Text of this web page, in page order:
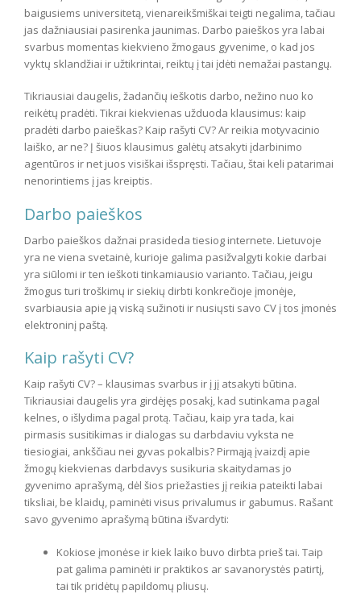
baigusiems universitetą, vienareikšmiškai teigti negalima, tačiau
jas dažniausiai pasirenka jaunimas. Darbo paieškos yra labai
svarbus momentas kiekvieno žmogaus gyvenime, o kad jos
vyktų sklandžiai ir užtikrintai, reiktų į tai įdėti nemažai pastangų.
Tikriausiai daugelis, žadančių ieškotis darbo, nežino nuo ko
reikėtų pradėti. Tikrai kiekvienas užduoda klausimus: kaip
pradėti darbo paieškas? Kaip rašyti CV? Ar reikia motyvacinio
laiško, ar ne? Į šiuos klausimus galėtų atsakyti įdarbinimo
agentūros ir net juos visiškai išspręsti. Tačiau, štai keli patarimai
nenorintiems į jas kreiptis.
Darbo paieškos
Darbo paieškos dažnai prasideda tiesiog internete. Lietuvoje
yra ne viena svetainė, kurioje galima pasižvalgyti kokie darbai
yra siūlomi ir ten ieškoti tinkamiausio varianto. Tačiau, jeigu
žmogus turi troškimų ir siekių dirbti konkrečioje įmonėje,
svarbiausia apie ją viską sužinoti ir nusiųsti savo CV į tos įmonės
elektroninį paštą.
Kaip rašyti CV?
Kaip rašyti CV? – klausimas svarbus ir į jį atsakyti būtina.
Tikriausiai daugelis yra girdėjęs posakį, kad sutinkama pagal
kelnes, o išlydima pagal protą. Tačiau, kaip yra tada, kai
pirmasis susitikimas ir dialogas su darbdaviu vyksta ne
tiesiogiai, ankščiau nei gyvas pokalbis? Pirmąją įvaizdį apie
žmogų kiekvienas darbdavys susikuria skaitydamas jo
gyvenimo aprašymą, dėl šios priežasties jį reikia pateikti labai
tiksliai, be klaidų, paminėti visus privalumus ir gabumus. Rašant
savo gyvenimo aprašymą būtina išvardyti:
Kokiose įmonėse ir kiek laiko buvo dirbta prieš tai. Taip
pat galima paminėti ir praktikos ar savanorystės patirtį,
tai tik pridėtų papildomų pliusų.